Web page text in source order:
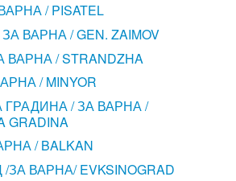
/ PISATEL
ВАРНА / GEN. ZAIMOV
/ STRANDZHA
/ MINYOR
/ ЗА ВАРНА /
GRADINA
/ BALKAN
ВАРНА/ EVKSINOGRAD